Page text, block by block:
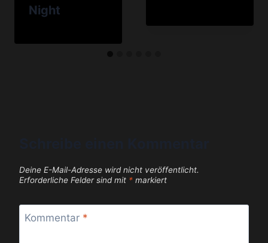
Night
Deine E-Mail-Adresse wird nicht veröffentlicht.
Erforderliche Felder sind mit * markiert
Kommentar *